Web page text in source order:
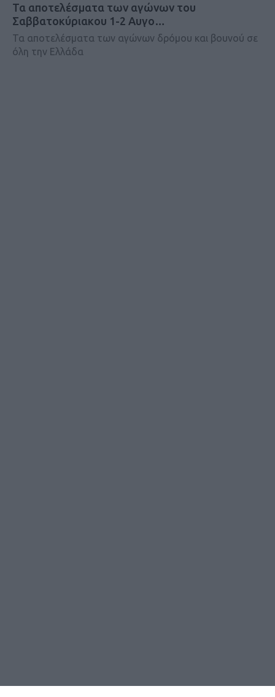
Τα αποτελέσματα των αγώνων του
Σαββατοκύριακου 1-2 Αυγο…
Τα αποτελέσματα των αγώνων δρόμου και βουνού σε
όλη την Ελλάδα